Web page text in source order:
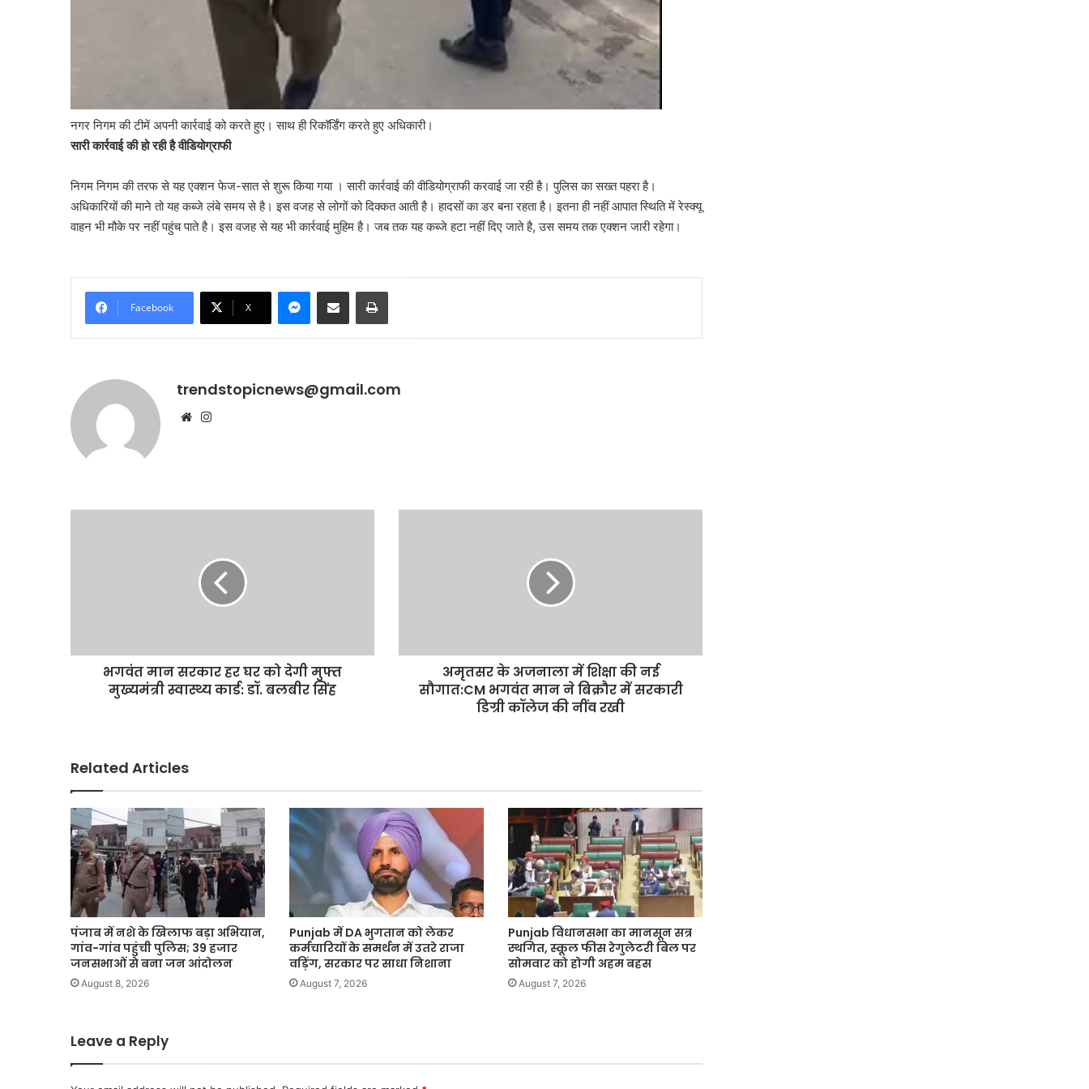
नगर निगम की टीमें अपनी कार्रवाई को करते हुए। साथ ही रिकॉर्डिंग करते हुए अधिकारी।
सारी कार्रवाई की हो रही है वीडियोग्राफी
निगम निगम की तरफ से यह एक्शन फेज-सात से शुरू किया गया । सारी कार्रवाई की वीडियोग्राफी करवाई जा रही है। पुलिस का सख्त पहरा है।
अधिकारियों की माने तो यह कब्जे लंबे समय से है। इस वजह से लोगों को दिक्कत आती है। हादसों का डर बना रहता है। इतना ही नहीं आपात स्थिति में रेस्क्यू
वाहन भी मौके पर नहीं पहुंच पाते है। इस वजह से यह भी कार्रवाई मुहिम है। जब तक यह कब्जे हटा नहीं दिए जाते है, उस समय तक एक्शन जारी रहेगा।
Facebook X
Messenger
Share via Email Print
trendstopicnews@gmail.com
Website
मुख्यमंत्री
भगवंत मान सरकार हर घर को देगी मुफ्त
मुख्यमंत्री स्वास्थ्य कार्ड: डॉ. बलबीर सिंह
भगवंत
की
नींव
रखी
अमृतसर के अजनाला में शिक्षा की नई
सौगात:CM भगवंत मान ने बिक्रौर में सरकारी
डिग्री कॉलेज की नींव रखी
Related Articles
पंजाब में नशे के खिलाफ बड़ा अभियान,
गांव-गांव पहुंची पुलिस; 39 हजार
जनसभाओं से बना जन आंदोलन
August 8, 2026
Punjab में DA भुगतान को लेकर
कर्मचारियों के समर्थन में उतरे राजा
वड़िंग, सरकार पर साधा निशाना
August 7, 2026
Punjab विधानसभा का मानसून सत्र
स्थगित, स्कूल फीस रेगुलेटरी बिल पर
सोमवार को होगी अहम बहस
August 7, 2026
Leave a Reply